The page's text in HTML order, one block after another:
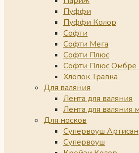
Пуффи
Пуффи Колор
Софти
Софти Мега
Софти Плюс
Софти Плюс Омбре
Хлопок Травка
Для валяния
Лента для валяния
Лента для валяния
Для носков
Супервоуш Артисан
Супервоуш